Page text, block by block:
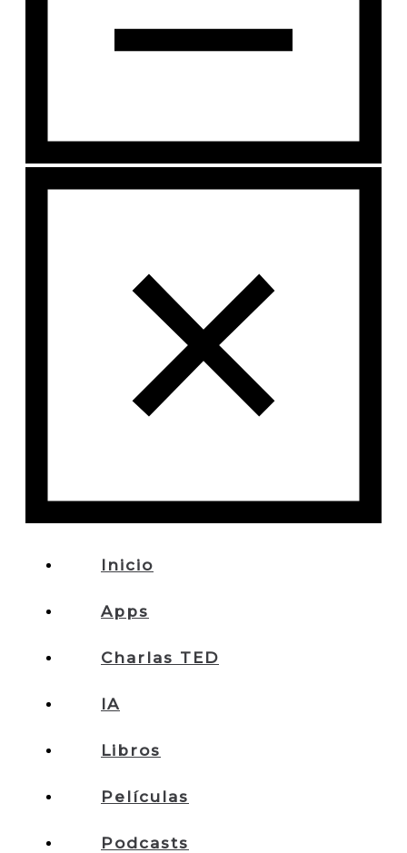
Inicio
Apps
Charlas TED
IA
Libros
Películas
Podcasts